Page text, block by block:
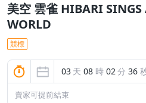
美空 雲雀 HIBARI SINGS
WORLD
競標
03 天 08 時 02分 35
賣家可提前結束